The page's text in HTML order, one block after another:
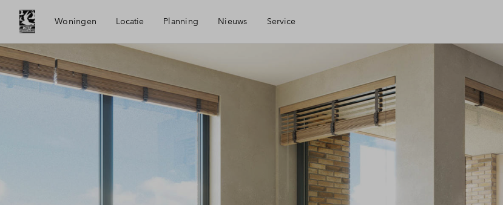
Woningen Locatie
Bereikbaarheid
Voorzieningen
Planning Nieuws Service
Financiering